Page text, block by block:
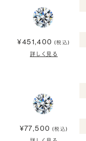
¥451,400 (税込)
詳しく見る
¥77,500 (税込)